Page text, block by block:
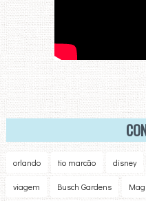
orlando tio marcão disney
viagem Busch Gardens